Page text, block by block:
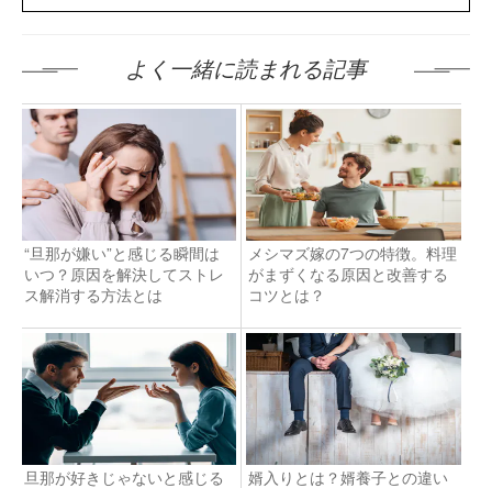
よく一緒に読まれる記事
“旦那が嫌い”と感じる瞬間は
いつ？原因を解決してストレ
ス解消する方法とは
メシマズ嫁の7つの特徴。料理
がまずくなる原因と改善する
コツとは？
旦那が好きじゃないと感じる
婿入りとは？婿養子との違い